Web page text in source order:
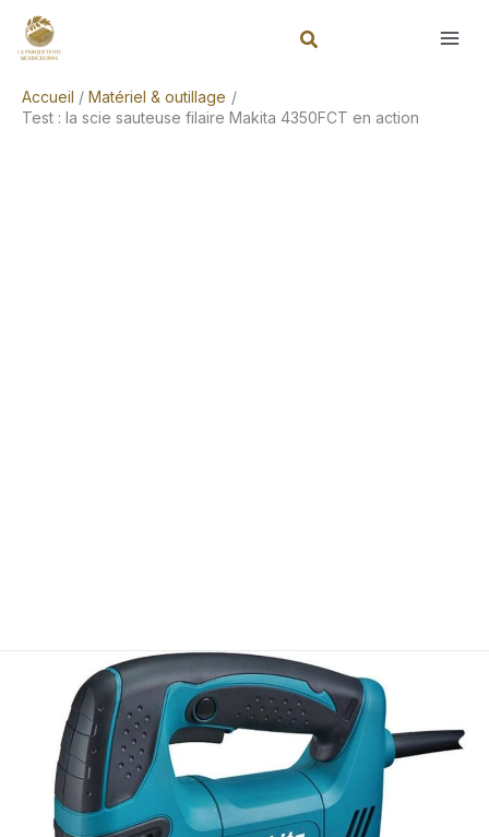
Accueil
Matériel & outillage
Test : la scie sauteuse filaire Makita 4350FCT en action
Rechercher